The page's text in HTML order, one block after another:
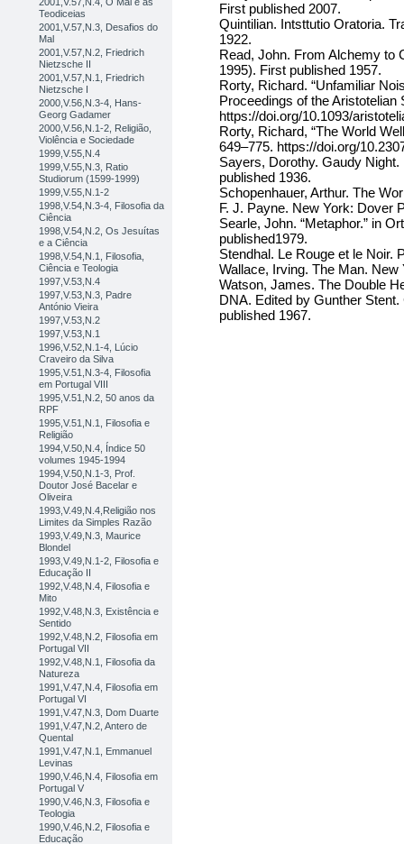
Teodiceias
2001,V.57,N.3, Desafios do
Mal
2001,V.57,N.2, Friedrich
Nietzsche II
2001,V.57,N.1, Friedrich
Nietzsche I
2000,V.56,N.3-4, Hans-
Georg Gadamer
2000,V.56,N.1-2, Religião,
Violência e Sociedade
1999,V.55,N.4
1999,V.55,N.3, Ratio
Studiorum (1599-1999)
1999,V.55,N.1-2
1998,V.54,N.3-4, Filosofia da
Ciência
1998,V.54,N.2, Os Jesuítas
e a Ciência
1998,V.54,N.1, Filosofia,
Ciência e Teologia
1997,V.53,N.4
1997,V.53,N.3, Padre
António Vieira
1997,V.53,N.2
1997,V.53,N.1
1996,V.52,N.1-4, Lúcio
Craveiro da Silva
1995,V.51,N.3-4, Filosofia
em Portugal VIII
1995,V.51,N.2, 50 anos da
RPF
1995,V.51,N.1, Filosofia e
Religião
1994,V.50,N.4, Índice 50
volumes 1945-1994
1994,V.50,N.1-3, Prof.
Doutor José Bacelar e
Oliveira
1993,V.49,N.4,Religião nos
Limites da Simples Razão
1993,V.49,N.3, Maurice
Blondel
1993,V.49,N.1-2, Filosofia e
Educação II
1992,V.48,N.4, Filosofia e
Mito
1992,V.48,N.3, Existência e
Sentido
1992,V.48,N.2, Filosofia em
Portugal VII
1992,V.48,N.1, Filosofia da
Natureza
1991,V.47,N.4, Filosofia em
Portugal VI
1991,V.47,N.3, Dom Duarte
1991,V.47,N.2, Antero de
Quental
1991,V.47,N.1, Emmanuel
Levinas
1990,V.46,N.4, Filosofia em
Portugal V
1990,V.46,N.3, Filosofia e
Teologia
1990,V.46,N.2, Filosofia e
Educação
First published 2007.
Quintilian. Intsttutio Oratoria.
1922.
Read, John. From Alchemy to
1995). First published 1957.
Rorty, Richard. “Unfamiliar
Proceedings of the
https://doi.org/10.1093/
Rorty, Richard, “The World
649–775. https://doi.org/
Sayers, Dorothy. Gaudy
published 1936.
Schopenhauer, Arthur. The
F. J. Payne. New York: Dover
Searle, John. “Metaphor.” in
published1979.
Stendhal. Le Rouge et le Noir.
Wallace, Irving. The Man.
Watson, James. The Double
DNA. Edited by Gunther
published 1967.